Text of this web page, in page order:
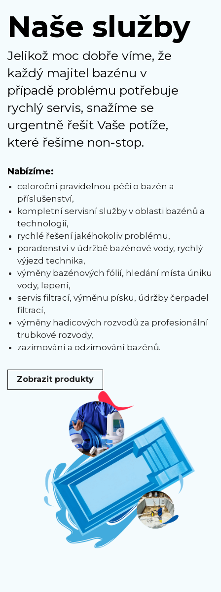
Naše služby
Jelikož moc dobře víme, že
každý majitel bazénu v
případě problému potřebuje
rychlý servis, snažíme se
urgentně řešit Vaše potíže,
které řešíme non-stop.
Nabízíme:
celoroční pravidelnou péči o bazén a
příslušenství,
kompletní servisní služby v oblasti bazénů a
technologií,
rychlé řešení jakéhokoliv problému,
poradenství v údržbě bazénové vody, rychlý
výjezd technika,
výměny bazénových fólií, hledání místa úniku
vody, lepení,
servis filtrací, výměnu písku, údržby čerpadel
filtrací,
výměny hadicových rozvodů za profesionální
trubkové rozvody,
zazimování a odzimování bazénů.
Zobrazit produkty